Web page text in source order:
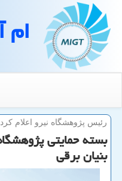
رئیس پژوهشگاه نیرو اعلام
بسته حمایتی
بنیان برقی